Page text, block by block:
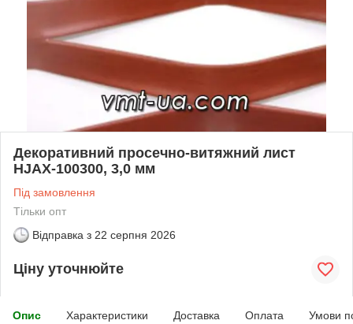
Декоративний просечно-витяжний лист
HJAX-100300, 3,0 мм
Під замовлення
Тільки опт
Відправка з 22 серпня 2026
Ціну уточнюйте
Опис Характеристики Доставка Оплата Умови